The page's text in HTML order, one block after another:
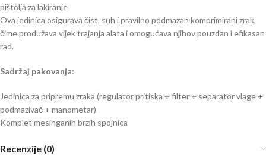
pištolja za lakiranje
Ova jedinica osigurava čist, suh i pravilno podmazan komprimirani zrak,
čime produžava vijek trajanja alata i omogućava njihov pouzdan i efikasan
rad.
Sadržaj pakovanja:
Jedinica za pripremu zraka (regulator pritiska + filter + separator vlage +
podmazivač + manometar)
Komplet mesinganih brzih spojnica
Recenzije (0)